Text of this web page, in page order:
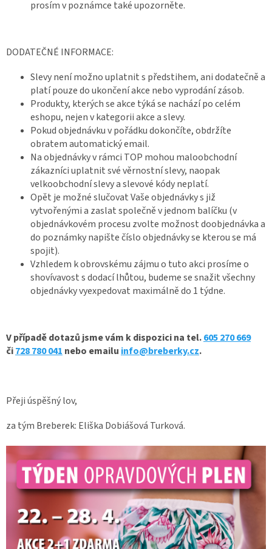
prosím v poznámce také upozorněte.
DODATEČNÉ INFORMACE:
Slevy není možno uplatnit s předstihem, ani dodatečně a
platí pouze do ukončení akce nebo vyprodání zásob.
Produkty, kterých se akce týká se nachází po celém
eshopu, nejen v kategorii akce a slevy.
Pokud objednávku v pořádku dokončíte, obdržíte
obratem automatický email.
Na objednávky v rámci TOP mohou maloobchodní
zákazníci uplatnit své věrnostní slevy, naopak
velkoobchodní slevy a slevové kódy neplatí.
Opět je možné slučovat Vaše objednávky s již
vytvořenými a zaslat společně v jednom balíčku (v
objednávkovém procesu zvolte možnost doobjednávka a
do poznámky napište číslo objednávky se kterou se má
spojit).
Vzhledem k obrovskému zájmu o tuto akci prosíme o
shovívavost s dodací lhůtou, budeme se snažit všechny
objednávky vyexpedovat maximálně do 1 týdne.
V případě dotazů jsme vám k dispozici na tel.605 270 669
či728 780 041 nebo emailu info@breberky.cz.
Přeji úspěšný lov,
za tým Breberek: Eliška Dobiášová Turková.